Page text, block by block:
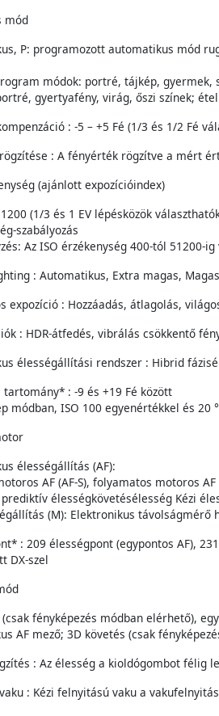
mód
P: programozott automatikus mód
módok: portré, tájkép,
gyertyafény, virág, őszi színek; étel
: -5 – +5 Fé (1/3 és 1/2 Fé
: A fényérték rögzítve a mért
(ajánlott expozícióindex)
(1/3 és 1 EV lépésközök
szabályozás
Az ISO érzékenység 400-tól 51200-
: Automatikus, Extra magas,
expozíció : Hozzáadás, átlagolás,
: HDR-átfedés, vibrálás csökkentő
élességállítási rendszer : Hibrid
tartomány* : -9 és +19 Fé között
módban, ISO 100 egyenértékkel és 20
élességállítás (AF):
AF (AF-S), folyamatos motoros
élességkövetésélesség Kézi
(M): Elektronikus távolságmérő
: 209 élességpont (egypontos AF),
DX-szel
fényképezés módban elérhető),
AF mező; 3D követés (csak
: Az élesség a kioldógombot félig
: Kézi felnyitású vaku a